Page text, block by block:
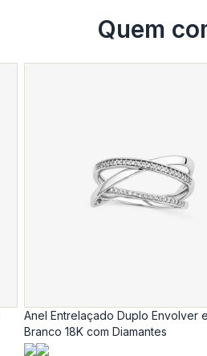
Quem
Anel Entrelaçado Duplo Envolver
Branco 18K com Diamantes